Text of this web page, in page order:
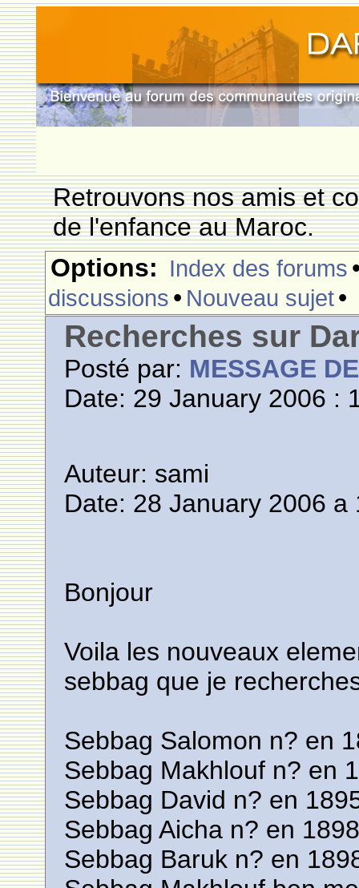
Retrouvons nos amis et
de l'enfance au Maroc.
Options: Index des forums
discussions • Nouveau sujet•
Recherches sur
Posté par: MESSAGE
Date: 29 January 2006 :
Auteur: sami
Date: 28 January 2006 a
Bonjour
Voila les nouveaux
sebbag que je
Sebbag Salomon n? en
Sebbag Makhlouf n? en
Sebbag David n? en
Sebbag Aicha n? en
Sebbag Baruk n? en